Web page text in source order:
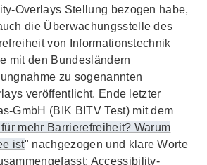
Overlays Stellung bezogen habe,
die Überwachungsstelle des
von Informationstechnik
mit den Bundesländern
zu sogenannten
veröffentlicht. Ende letzter
GmbH (BIK BITV Test) mit dem
mehr Barrierefreiheit? Warum
ist" nachgezogen und klare Worte
Accessibility-